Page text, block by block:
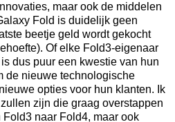
maar ook de middelen
Fold is duidelijk geen
beetje geld wordt gekocht
Of elke Fold3-eigenaar
dus puur een kwestie van hun
de nieuwe technologische
opties voor hun klanten. Ik
zijn die graag overstappen
naar Fold4, maar ook